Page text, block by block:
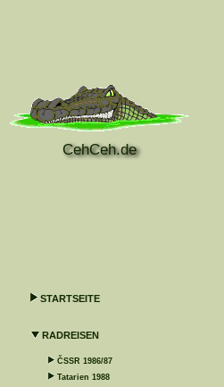
CehCeh.de
STARTSEITE
RADREISEN
ČSSR 1986/87
Tatarien 1988